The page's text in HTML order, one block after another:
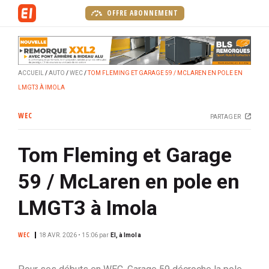
OFFRE ABONNEMENT
ACCUEIL AUTO WEC TOM FLEMING ET GARAGE 59 / MCLAREN EN POLE EN
LMGT3 À IMOLA
WEC PARTAGER
Tom Fleming et Garage
59 / McLaren en pole en
LMGT3 à Imola
WEC 18 AVR. 2026 • 15:06 par EI, à Imola